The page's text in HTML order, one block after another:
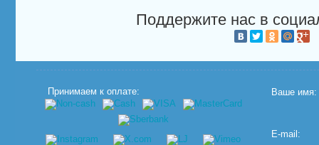
Поддержите нас в
Принимаем к оплате: Ваше имя:
E-mail: